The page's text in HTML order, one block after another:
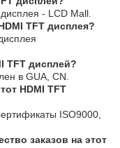
- LCD Mall.
TFT дисплея?
TFT дисплей?
в GUA, CN.
HDMI TFT
ISO9000,
заказов на этот